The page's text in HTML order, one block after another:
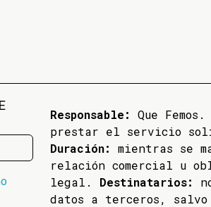
Responsable: Que Femos.
prestar el servicio
Duración:
mientras se
relación comercial u
legal. Destinatarios:
datos a terceros,